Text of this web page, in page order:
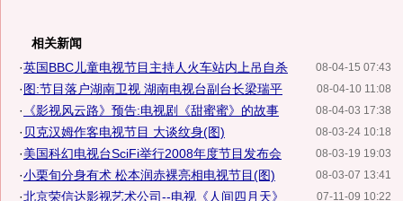
相关新闻
08-04-15 07:43
·英国BBC儿童电视节目主持人火车站内上吊自杀
08-04-10 11:08
·图:节目落户湖南卫视 湖南电视台副台长梁瑞平
08-04-03 17:38
· 《影视风云路》预告:电视剧《甜蜜蜜》的故事
08-03-24 10:18
· 贝克汉姆作客电视节目 大谈纹身(图)
08-03-19 19:03
·美国科幻电视台SciFi举行2008年度节目发布会
08-03-07 13:41
·小栗旬分身有术 松本润赤裸亮相电视节目(图)
07-11-09 10:22
·北京荣信达影视艺术公司--电视《人间四月天》